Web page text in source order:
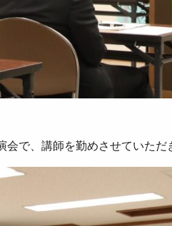
で、講師を勤めさせていただ